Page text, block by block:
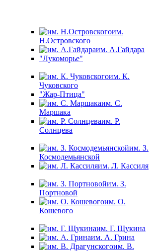
им.
Н.Островского
им. А.Гайдара
"Лукоморье"
им. К.
Чуковского
"Жар-Птица"
им. С.
Маршака
им. Р.
Солнцева
им. З.
Космодемьянской
им. Л. Кассиля
им. З.
Портновой
им. О.
Кошевого
им. Г. Щукина
им. А. Грина
им. В.